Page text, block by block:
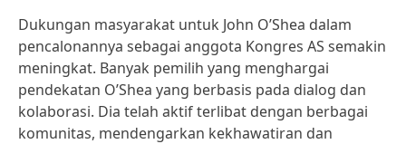
Dukungan masyarakat untuk John O’Shea dalam
pencalonannya sebagai anggota Kongres AS semakin
meningkat. Banyak pemilih yang menghargai
pendekatan O’Shea yang berbasis pada dialog dan
kolaborasi. Dia telah aktif terlibat dengan berbagai
komunitas, mendengarkan kekhawatiran dan